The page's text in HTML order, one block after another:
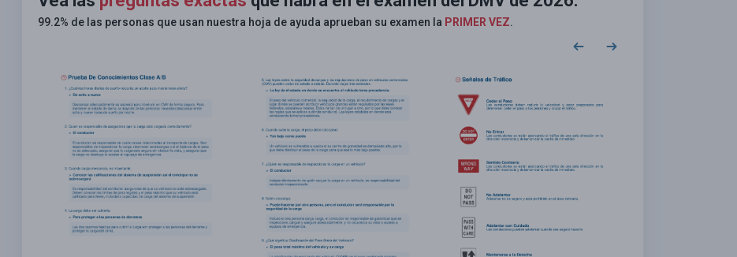
99.2% de las personas que usan nuestra hoja de ayuda aprueban su examen la PRIMER VEZ.